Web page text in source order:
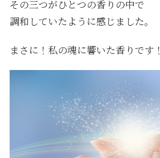
その三つがひとつの香りの中で
調和していたように感じました。
まさに！私の魂に響いた香りです！